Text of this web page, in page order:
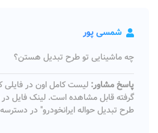
شمسی پور
چه ماشینایی تو طرح تبدیل هستن؟
پاسخ مشاور: لیست کامل اون در فایلی
گرفته قابل مشاهده است. لینک فایل
طرح تبدیل حواله ایرانخودرو" در